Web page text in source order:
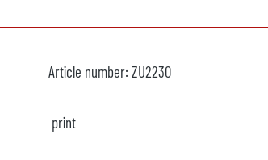
Article number: ZU2230
print